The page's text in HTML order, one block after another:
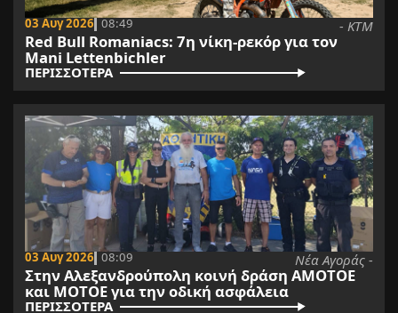
03 Αυγ 2026 08:49 - KTM
Red Bull Romaniacs: 7η νίκη-ρεκόρ για τον
Mani Lettenbichler
ΠΕΡΙΣΣΟΤΕΡΑ
03 Αυγ 2026 08:09 Νέα Αγοράς -
Στην Αλεξανδρούπολη κοινή δράση ΑΜΟΤΟΕ
και ΜΟΤΟΕ για την οδική ασφάλεια
ΠΕΡΙΣΣΟΤΕΡΑ